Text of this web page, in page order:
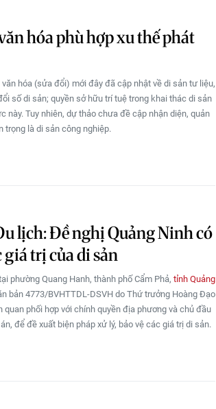
hóa phù hợp xu thế phát
hóa (sửa đổi) mới đây đã cập nhật về di sản tư liệu,
số di sản; quyền sở hữu trí tuệ trong khai thác di sản
này. Tuy nhiên, dự thảo chưa đề cập nhận diện, quản
trọng là di sản công nghiệp.
lịch: Đề nghị Quảng Ninh có
giá trị của di sản
phường Quang Hanh, thành phố Cẩm Phả, tỉnh Quảng
bản 4773/BVHTTDL-DSVH do Thứ trưởng Hoàng Đạo
phối hợp với chính quyền địa phương và chủ đầu
để đề xuất biện pháp xử lý, bảo vệ các giá trị di sản.